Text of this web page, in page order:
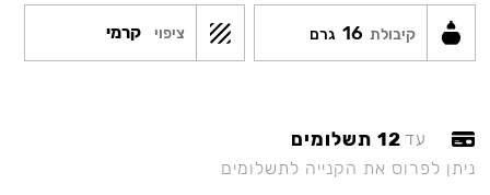
קיבולת 16 גרם ציפוי קרמי
עד 12 תשלומים
ניתן לפרוס את הקנייה לתשלומים